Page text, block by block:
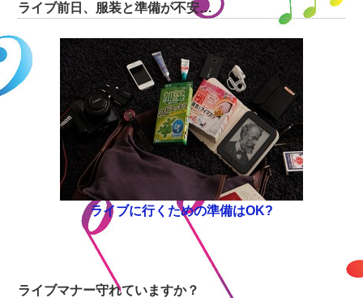
ライブ前日、服装と準備が不安…
ライブに行くための準備はOK?
ライブマナー守れていますか？